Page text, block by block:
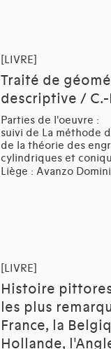
[LIVRE]
Traité de
descriptive / C.-
Parties de l'oeuvre :
suivi de La méthode
de la théorie des
cylindriques et
Liège : Avanzo
[LIVRE]
Histoire
les plus
France, la
Hollande,